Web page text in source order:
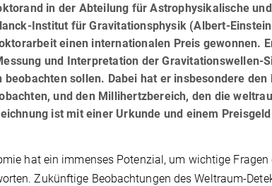
in der Abteilung für Astrophysikalische
Institut für Gravitationsphysik (Albert-
einen internationalen Preis gewonnen.
und Interpretation der Gravitationswellen-
sollen. Dabei hat er insbesondere
und den Millihertzbereich, den die
ist mit einer Urkunde und einem
hat ein immenses Potenzial, um wichtige
Zukünftige Beobachtungen des Weltraum-